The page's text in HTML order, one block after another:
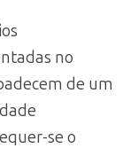
no
de um
se o